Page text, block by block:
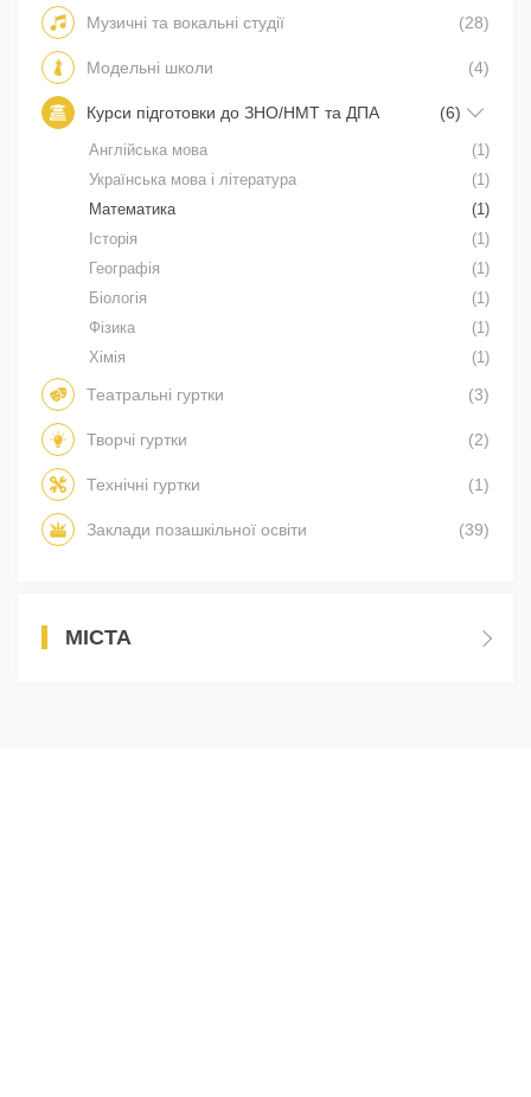
Музичні та вокальні студії (28)
Модельні школи (4)
Курси підготовки до ЗНО/НМТ та ДПА (6)
Англійська мова
(1)
Українська мова і література
(1)
Математика
(1)
Історія
(1)
Географія
(1)
Біологія
(1)
Фізика
(1)
Хімія
(1)
Театральні гуртки (3)
Творчі гуртки (2)
Технічні гуртки (1)
Заклади позашкільної освіти (39)
МІСТА